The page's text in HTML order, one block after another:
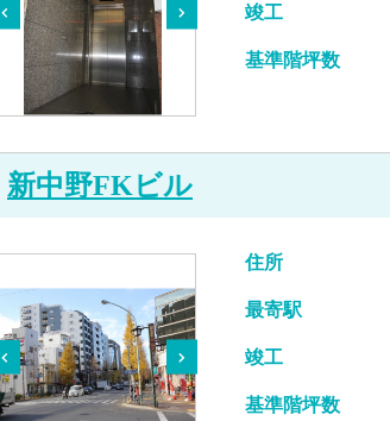
竣工
基準階坪数
新中野FKビル
住所
最寄駅
竣工
基準階坪数